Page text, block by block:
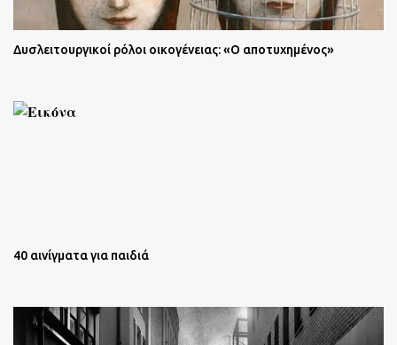
Δυσλειτουργικοί ρόλοι οικογένειας: «Ο αποτυχημένος»
40 αινίγματα για παιδιά